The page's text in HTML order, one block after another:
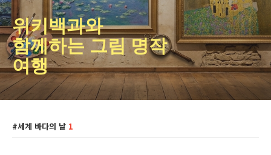
위키백과와
함께하는 그림 명작
여행
세계 바다의 날 1